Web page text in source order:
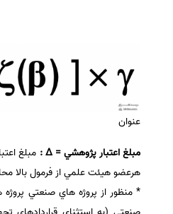
عنوان
مبلغ اعتبار پژوهشي = Δ :
مبلغ
هرعضو هيئت علمي از فرمول بالا
* منظور از پروژه هاي صنعتي پروژه